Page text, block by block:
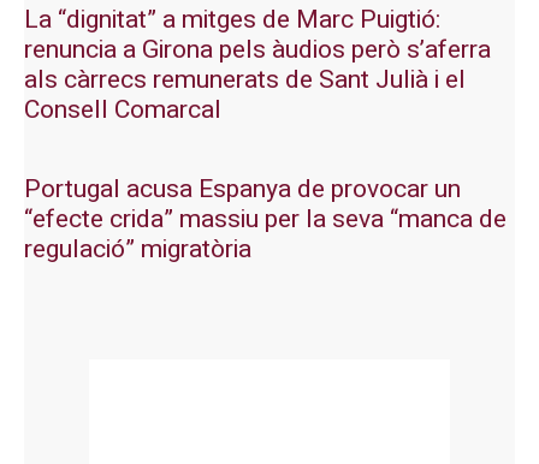
La “dignitat” a mitges de Marc Puigtió:
renuncia a Girona pels àudios però s’aferra
als càrrecs remunerats de Sant Julià i el
Consell Comarcal
Portugal acusa Espanya de provocar un
“efecte crida” massiu per la seva “manca de
regulació” migratòria